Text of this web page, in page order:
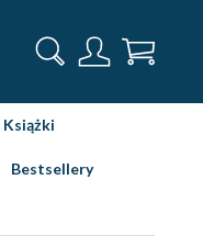
Książki
Bestsellery